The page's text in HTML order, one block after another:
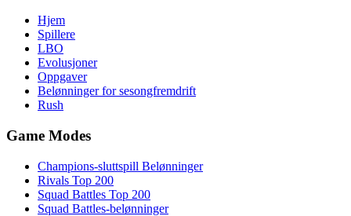
Hjem
Spillere
LBO
Evolusjoner
Oppgaver
Belønninger for sesongfremdrift
Rush
Game Modes
Champions-sluttspill Belønninger
Rivals Top 200
Squad Battles Top 200
Squad Battles-belønninger